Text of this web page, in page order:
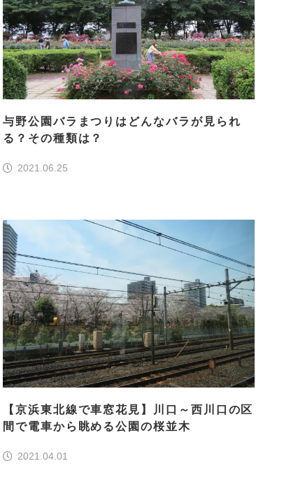
与野公園バラまつりはどんなバラが見られ
る？その種類は？
2021.06.25
【京浜東北線で車窓花見】川口～西川口の区
間で電車から眺める公園の桜並木
2021.04.01